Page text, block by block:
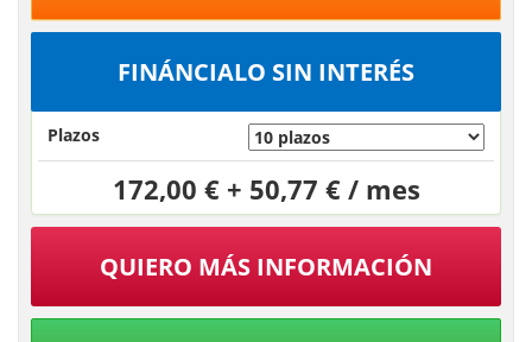
FINÁNCIALO SIN INTERÉS
Plazos
172,00 € + 50,77 € / mes
QUIERO MÁS INFORMACIÓN